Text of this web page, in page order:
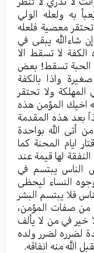
به ولعله الولي
معصیة فلعله
شاءالله یبقی في
الکفة لا تسقط الا
الحبة تسقط! بعض
واذا بالکفة
ولا تحتقر
اخیك المؤمن هذه
بعد هذه المقدمة
أتی الله بواحدة
ایام المحنة کما
لها قیمة عند
الناس یبتسم في
النساء لیحظی
فلا یبتسم البشر
من صفات المؤمن،
في من لا یألف
لضرره لضرر ولده
الله منه انفاقه.